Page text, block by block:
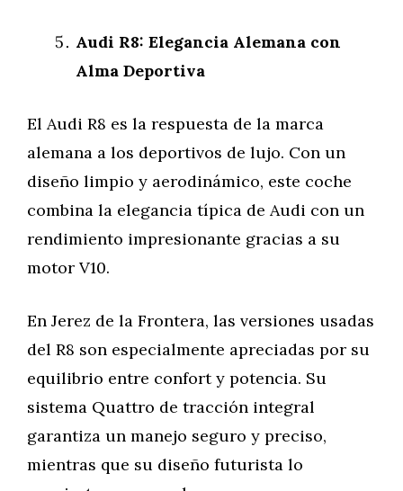
Audi R8: Elegancia Alemana con
Alma Deportiva
El Audi R8 es la respuesta de la marca
alemana a los deportivos de lujo. Con un
diseño limpio y aerodinámico, este coche
combina la elegancia típica de Audi con un
rendimiento impresionante gracias a su
motor V10.
En Jerez de la Frontera, las versiones usadas
del R8 son especialmente apreciadas por su
equilibrio entre confort y potencia. Su
sistema Quattro de tracción integral
garantiza un manejo seguro y preciso,
mientras que su diseño futurista lo